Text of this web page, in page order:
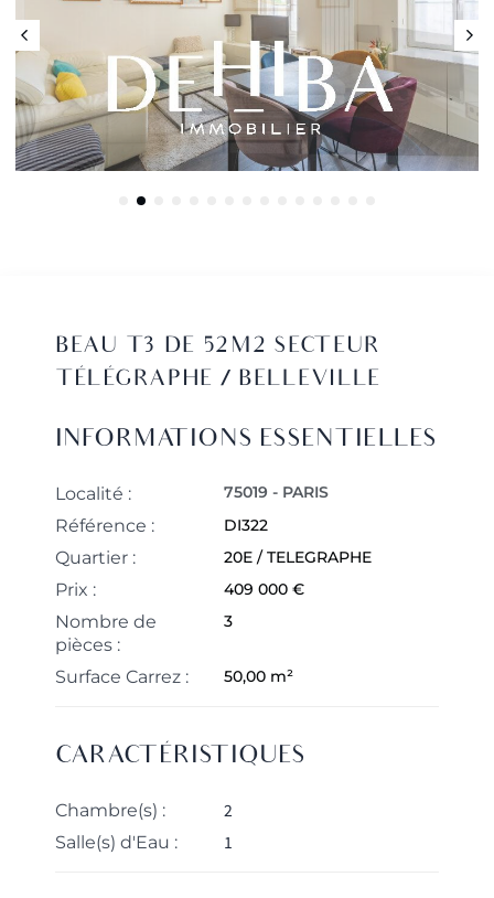
BEAU T3 DE 52M2 SECTEUR
TÉLÉGRAPHE / BELLEVILLE
INFORMATIONS ESSENTIELLES
Localité : 75019 - PARIS
Référence : DI322
Quartier : 20E / TELEGRAPHE
Prix : 409 000 €
Nombre de
pièces :
3
Surface Carrez : 50,00 m²
CARACTÉRISTIQUES
Chambre(s) : 2
Salle(s) d'Eau : 1